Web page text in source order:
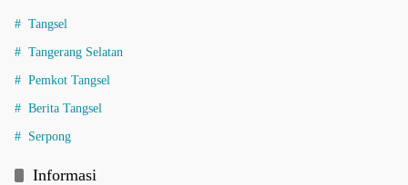
Tangsel
Tangerang Selatan
Pemkot Tangsel
Berita Tangsel
Serpong
Informasi